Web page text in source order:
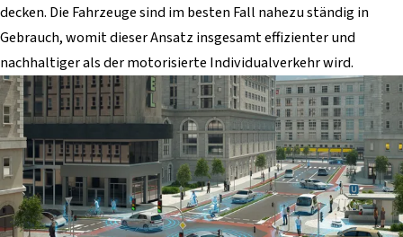
decken. Die Fahrzeuge sind im besten Fall nahezu ständig in
Gebrauch, womit dieser Ansatz insgesamt effizienter und
nachhaltiger als der motorisierte Individualverkehr wird.